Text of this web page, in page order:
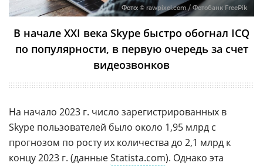
Фото: © rawpixel.com / Фотобанк FreePik
В начале XXI века Skype быстро обогнал ICQ
по популярности, в первую очередь за счет
видеозвонков
На начало 2023 г. число зарегистрированных в
Skype пользователей было около 1,95 млрд с
прогнозом по росту их количества до 2,1 млрд к
концу 2023 г. (данныеStatista.com). Однако эта